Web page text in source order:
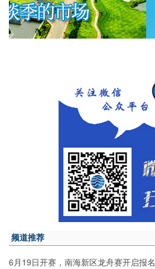
频道推荐
6月19日开赛，南海新区龙舟赛开启报名